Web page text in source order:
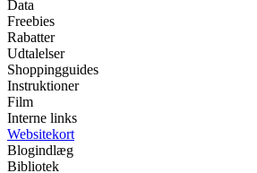
Data
Freebies
Rabatter
Udtalelser
Shoppingguides
Instruktioner
Film
Interne links
Websitekort
Blogindlæg
Bibliotek